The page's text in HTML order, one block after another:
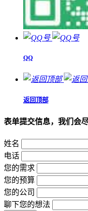
QQ
返回顶部
表单提交信息，我们会
姓名
电话
您的需求
您的预算
您的公司
聊下您的想法